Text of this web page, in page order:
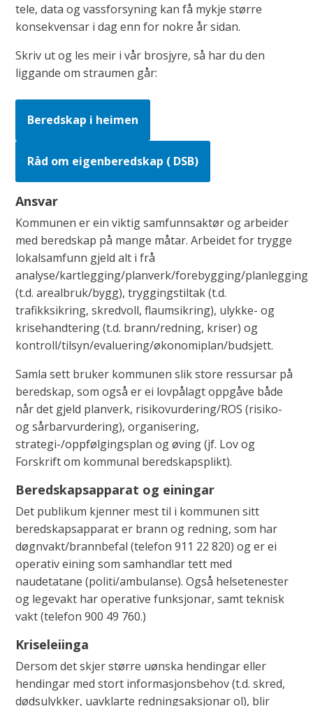
tele, data og vassforsyning kan få mykje større
konsekvensar i dag enn for nokre år sidan.
Skriv ut og les meir i vår brosjyre, så har du den
liggande om straumen går:
Beredskap i heimen
Råd om eigenberedskap ( DSB)
Ansvar
Kommunen er ein viktig samfunnsaktør og arbeider
med beredskap på mange måtar. Arbeidet for trygge
lokalsamfunn gjeld alt i frå
analyse/kartlegging/planverk/forebygging/planlegging
(t.d. arealbruk/bygg), tryggingstiltak (t.d.
trafikksikring, skredvoll, flaumsikring), ulykke- og
krisehandtering (t.d. brann/redning, kriser) og
kontroll/tilsyn/evaluering/økonomiplan/budsjett.
Samla sett bruker kommunen slik store ressursar på
beredskap, som også er ei lovpålagt oppgåve både
når det gjeld planverk, risikovurdering/ROS (risiko-
og sårbarvurdering), organisering,
strategi-/oppfølgingsplan og øving (jf. Lov og
Forskrift om kommunal beredskapsplikt).
Beredskapsapparat og einingar
Det publikum kjenner mest til i kommunen sitt
beredskapsapparat er brann og redning, som har
døgnvakt/brannbefal (telefon 911 22 820) og er ei
operativ eining som samhandlar tett med
naudetatane (politi/ambulanse). Også helsetenester
og legevakt har operative funksjonar, samt teknisk
vakt (telefon 900 49 760.)
Kriseleiinga
Dersom det skjer større uønska hendingar eller
hendingar med stort informasjonsbehov (t.d. skred,
dødsulykker, uavklarte redningsaksjonar ol), blir